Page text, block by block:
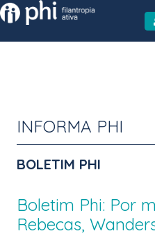
Instituto PHI
INFORMA PHI
BOLETIM PHI
Boletim Phi: Por
Rebecas,